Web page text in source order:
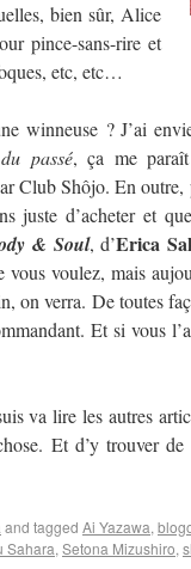
bien sûr, Alice
pince-sans-rire et
etc, etc…
winneuse ? J’ai
passé, ça me
Club Shôjo. En
juste d’acheter et
& Soul, d’Erica
vous voulez, mais
on verra. De toutes
Et si vous
va lire les autres
Et d’y trouver
and tagged Ai Yazawa,
Sahara, Setona Mizushiro,